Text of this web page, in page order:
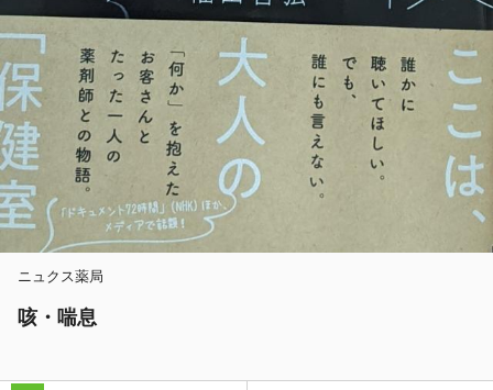
ニュクス薬局
咳・喘息